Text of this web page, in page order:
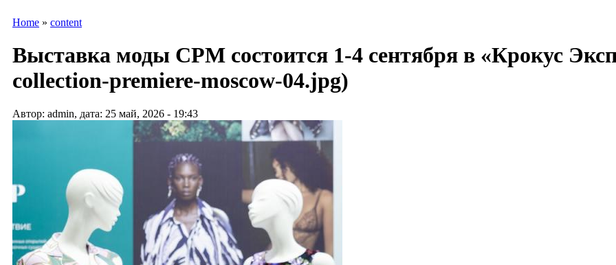
Home » content
Выставка моды CPM состоится 1-4 сентября в «Крокус
collection-premiere-moscow-04.jpg)
Автор: admin, дата: 25 май, 2026 - 19:43